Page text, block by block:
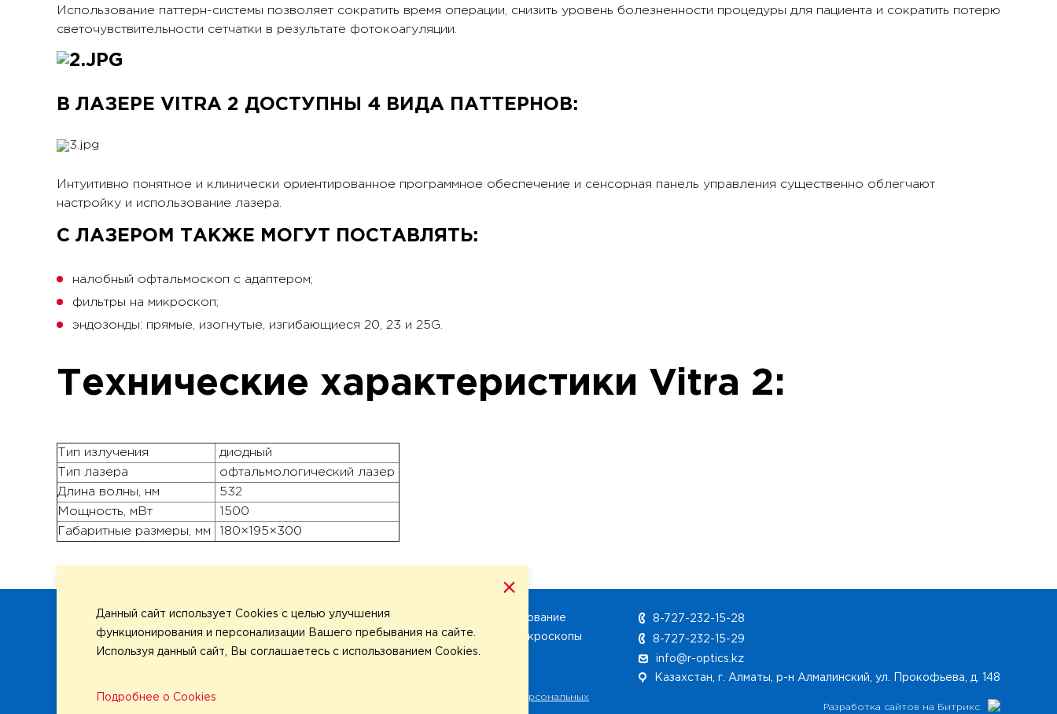
Использование паттерн-системы позволяет сократить время операции, снизить уровень болезненности процедуры для пациента и сократить потерю
светочувствительности сетчатки в результате фотокоагуляции.
В ЛАЗЕРЕ VITRA 2 ДОСТУПНЫ 4 ВИДА ПАТТЕРНОВ:
Интуитивно понятное и клинически ориентированное программное обеспечение и сенсорная панель управления существенно облегчают
настройку и использование лазера.
С ЛАЗЕРОМ ТАКЖЕ МОГУТ ПОСТАВЛЯТЬ:
налобный офтальмоскоп с адаптером;
фильтры на микроскоп;
эндозонды: прямые, изогнутые, изгибающиеся 20, 23 и 25G.
Технические характеристики Vitra 2:
Тип излучения
диодный
Тип лазера
офтальмологический лазер
Длина волны, нм
532
Мощность, мВт
1500
Габаритные размеры, мм
180×195×300
О компании
Сервис
Медиацентр
Офтальмооборудование
Операционные микроскопы
8-727-232-15-28
8-727-232-15-29
info@r-optics.kz
Казахстан, г. Алматы, р-н Алмалинский, ул. Прокофьева, д. 148
© 2026 Все права защищены
персональных
Разработка сайтов на Битрикс
×
Данный сайт использует Cookies с целью улучшения
функционирования и персонализации Вашего пребывания на сайте.
Используя данный сайт, Вы соглашаетесь с использованием Cookies.
Подробнее о Cookies